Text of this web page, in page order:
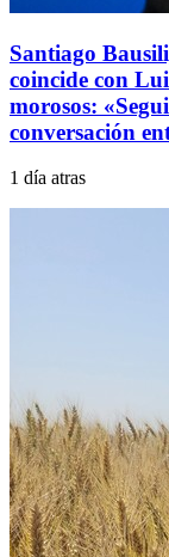
Santiago
coincide con
morosos:
conversación
1 día atras